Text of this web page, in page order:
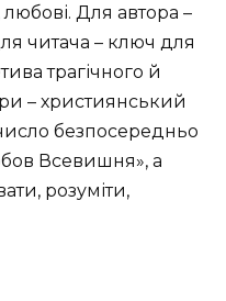
Для автора –
читача – ключ для
трагічного й
– християнський
безпосередньо
Всевишня», а
розуміти,